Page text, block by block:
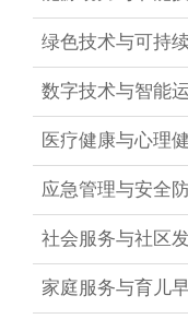
绿色技术与可持
数字技术与智能
医疗健康与心理
应急管理与安全
社会服务与社区
家庭服务与育儿